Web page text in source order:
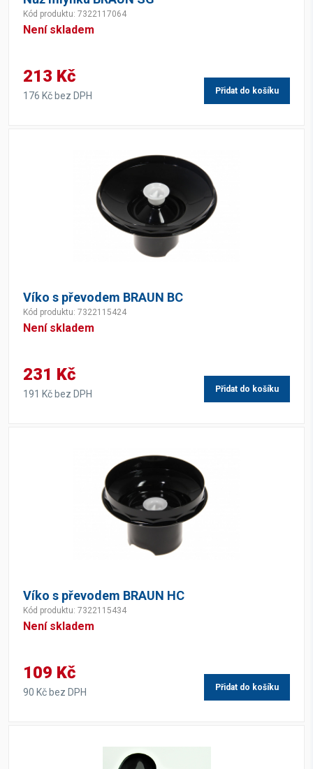
Kód produktu: 7322117064
Není skladem
213 Kč
176 Kč bez DPH Přidat do košíku
Víko s převodem BRAUN BC
Kód produktu: 7322115424
Není skladem
231 Kč
191 Kč bez DPH Přidat do košíku
Víko s převodem BRAUN HC
Kód produktu: 7322115434
Není skladem
109 Kč
90 Kč bez DPH Přidat do košíku